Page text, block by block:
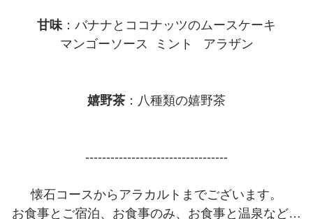
甘味 ：バナナとココナッツのムースケーキ
マンゴーソース ミント アラザン
嬉野茶 ：八種類の嬉野茶
----------------------------------
懐石コースからアラカルトまでございます。
お食事とご宿泊、お食事のみ、お食事と温泉など…